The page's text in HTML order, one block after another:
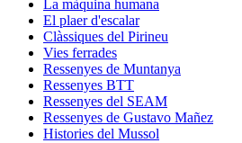
La màquina humana
El plaer d'escalar
Clàssiques del Pirineu
Vies ferrades
Ressenyes de Muntanya
Ressenyes BTT
Ressenyes del SEAM
Ressenyes de Gustavo Mañez
Histories del Mussol